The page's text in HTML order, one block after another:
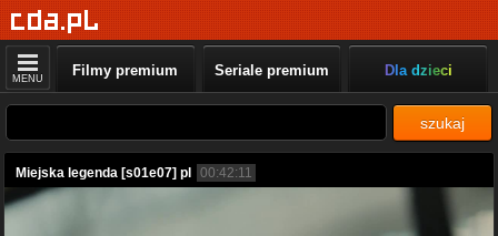
MENU Filmy premium Seriale premium Dla dzieci
szukaj
Miejska legenda [s01e07] pl 00:42:11